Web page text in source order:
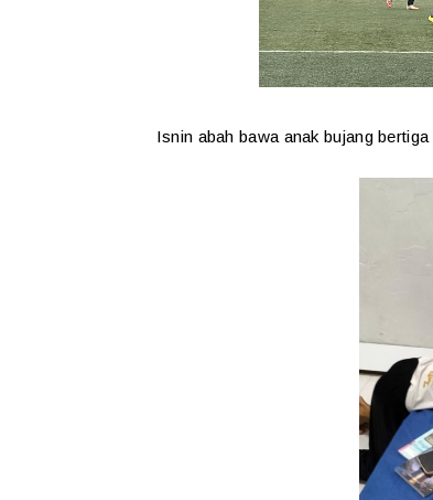
Isnin abah bawa anak bujang